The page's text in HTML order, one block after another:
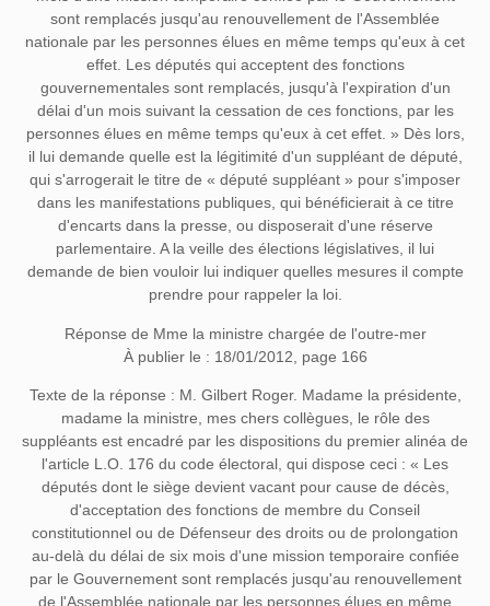
sont remplacés jusqu'au renouvellement de l'Assemblée
nationale par les personnes élues en même temps qu'eux à cet
effet. Les députés qui acceptent des fonctions
gouvernementales sont remplacés, jusqu'à l'expiration d'un
délai d'un mois suivant la cessation de ces fonctions, par les
personnes élues en même temps qu'eux à cet effet. » Dès lors,
il lui demande quelle est la légitimité d'un suppléant de député,
qui s'arrogerait le titre de « député suppléant » pour s'imposer
dans les manifestations publiques, qui bénéficierait à ce titre
d'encarts dans la presse, ou disposerait d'une réserve
parlementaire. A la veille des élections législatives, il lui
demande de bien vouloir lui indiquer quelles mesures il compte
prendre pour rappeler la loi.
Réponse de Mme la ministre chargée de l'outre-mer
À publier le : 18/01/2012, page 166
Texte de la réponse : M. Gilbert Roger. Madame la présidente,
madame la ministre, mes chers collègues, le rôle des
suppléants est encadré par les dispositions du premier alinéa de
l'article L.O. 176 du code électoral, qui dispose ceci : « Les
députés dont le siège devient vacant pour cause de décès,
d'acceptation des fonctions de membre du Conseil
constitutionnel ou de Défenseur des droits ou de prolongation
au-delà du délai de six mois d'une mission temporaire confiée
par le Gouvernement sont remplacés jusqu'au renouvellement
de l'Assemblée nationale par les personnes élues en même